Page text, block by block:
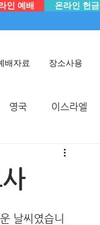
배자료 장소사용
온라인 헌금
인 예배
영국 이스라엘
날씨였습니